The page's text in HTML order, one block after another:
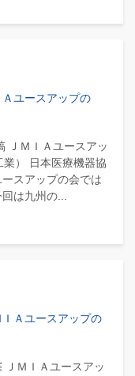
ユースアップの
ＪＭＩＡユースアッ
） 日本医療機器協
スアップの会では
は九州の...
Ａユースアップの
ＪＭＩＡユースアッ